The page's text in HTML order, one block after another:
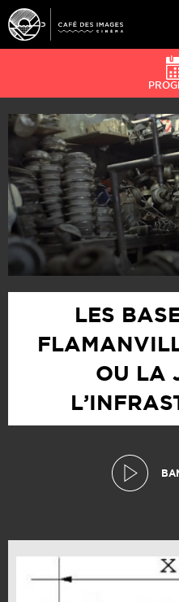
À
CAFÉ
LES
OU LA